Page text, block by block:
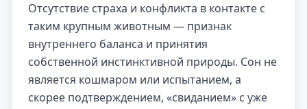
Отсутствие страха и конфликта в контакте с
таким крупным животным — признак
внутреннего баланса и принятия
собственной инстинктивной природы. Сон не
является кошмаром или испытанием, а
скорее подтверждением, «свиданием» с уже